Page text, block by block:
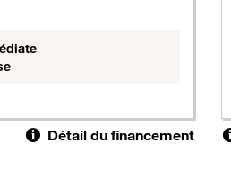
Détail du financement